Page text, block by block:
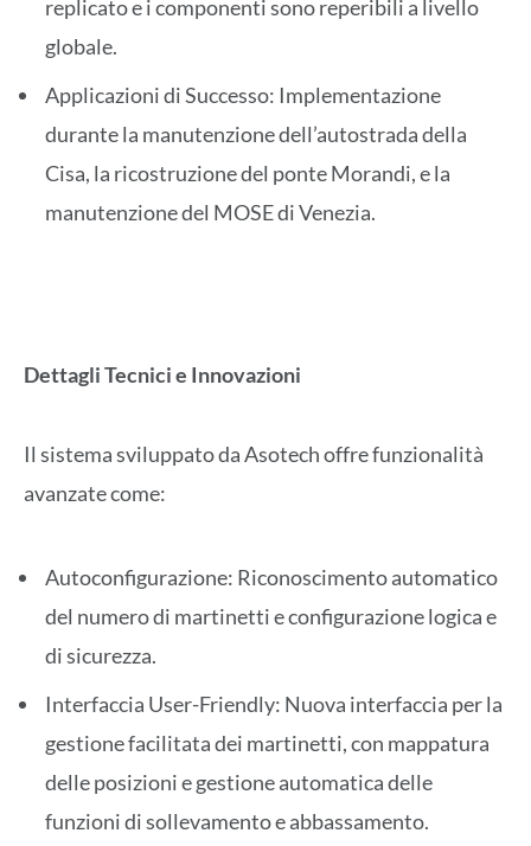
replicato e i componenti sono reperibili a livello
globale.
Applicazioni di Successo: Implementazione
durante la manutenzione dell’autostrada della
Cisa, la ricostruzione del ponte Morandi, e la
manutenzione del MOSE di Venezia.
Dettagli Tecnici e Innovazioni
Il sistema sviluppato da Asotech offre funzionalità
avanzate come:
Autoconfigurazione: Riconoscimento automatico
del numero di martinetti e configurazione logica e
di sicurezza.
Interfaccia User-Friendly: Nuova interfaccia per la
gestione facilitata dei martinetti, con mappatura
delle posizioni e gestione automatica delle
funzioni di sollevamento e abbassamento.